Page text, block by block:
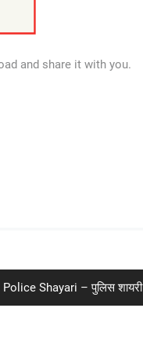
and share it with you.
Next
post:
Police Shayari – पुलिस शायरी